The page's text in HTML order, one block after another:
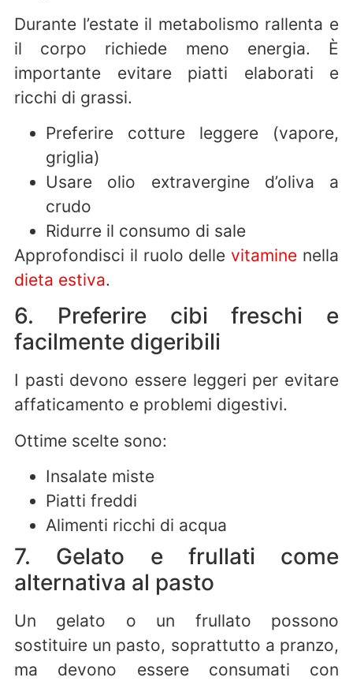
Durante l’estate il metabolismo rallenta e
il corpo richiede meno energia. È
importante evitare piatti elaborati e
ricchi di grassi.
Preferire cotture leggere (vapore,
griglia)
Usare olio extravergine d’oliva a
crudo
Ridurre il consumo di sale
Approfondisci il ruolo dellevitamine nella
dieta estiva.
6. Preferire cibi freschi e
facilmente digeribili
I pasti devono essere leggeri per evitare
affaticamento e problemi digestivi.
Ottime scelte sono:
Insalate miste
Piatti freddi
Alimenti ricchi di acqua
7. Gelato e frullati come
alternativa al pasto
Un gelato o un frullato possono
sostituire un pasto, soprattutto a pranzo,
ma devono essere consumati con